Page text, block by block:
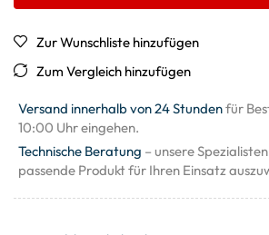
Zur Wunschliste hinzufügen
Zum Vergleich hinzufügen
Versand innerhalb von 24 Stundenfür
10:00 Uhr eingehen.
Technische Beratung – unsere
passende Produkt für Ihren Einsatz